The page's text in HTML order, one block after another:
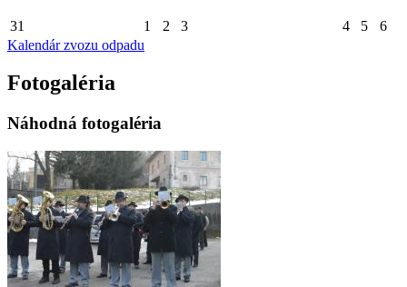
31 1 2 3 4 5
6
Kalendár zvozu odpadu
Fotogaléria
Náhodná fotogaléria